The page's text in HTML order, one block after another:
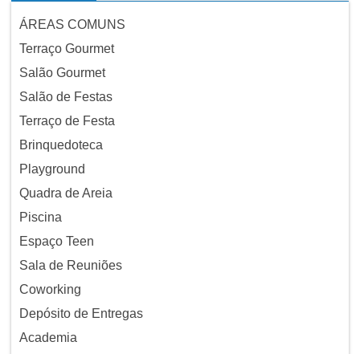
ÁREAS COMUNS
Terraço Gourmet
Salão Gourmet
Salão de Festas
Terraço de Festa
Brinquedoteca
Playground
Quadra de Areia
Piscina
Espaço Teen
Sala de Reuniões
Coworking
Depósito de Entregas
Academia